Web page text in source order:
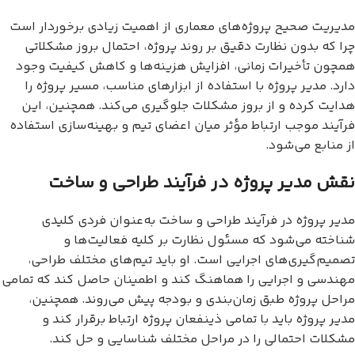
مدیریت صحیح پروژه‌های معماری از اهمیت زیادی برخوردار است
چرا که بدون نظارت دقیق بر روند پروژه، احتمال بروز مشکلاتی
همچون تأخیرات زمانی، افزایش هزینه‌ها و کاهش کیفیت وجود
دارد. مدیر پروژه با استفاده از ابزارهای مناسب، مسیر پروژه را
هدایت کرده و از بروز مشکلات جلوگیری می‌کند. همچنین، این
فرآیند موجب ارتباط مؤثر میان اعضای تیم و بهینه‌سازی استفاده
از منابع می‌شود.
نقش مدیر پروژه در فرآیند طراحی و ساخت
مدیر پروژه در فرآیند طراحی و ساخت به‌عنوان فردی کلیدی
شناخته می‌شود که مسئول نظارت بر کلیه فعالیت‌ها و
تصمیم‌گیری‌های اجرایی است. او باید تیم‌های مختلف طراحی،
مهندسی و اجرایی را هماهنگ کند و اطمینان حاصل کند که تمامی
مراحل پروژه طبق زمان‌بندی و بودجه پیش می‌روند. همچنین،
مدیر پروژه باید با تمامی ذینفعان پروژه ارتباط برقرار کند و
مشکلات احتمالی را در مراحل مختلف شناسایی و حل کند.